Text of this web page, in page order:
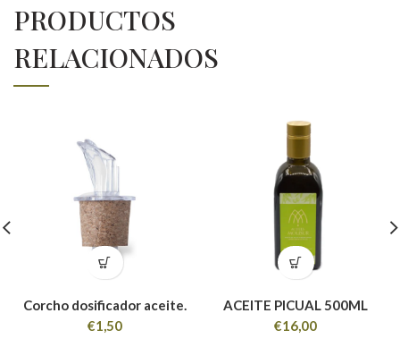
PRODUCTOS
RELACIONADOS
Corcho dosificador aceite.
€1,50
ACEITE PICUAL 500ML
€16,00